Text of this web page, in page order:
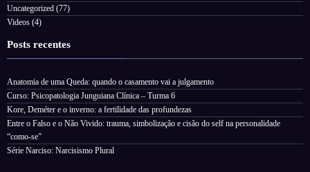
Uncategorized (77)
Videos (4)
Posts recentes
Anatomia de uma Queda: quando o casamento vai a julgamento
Curso: Psicopatologia Junguiana Clínica – Turma 6
Kore, Deméter e o inverno: a fertilidade das profundezas
Entre o Falso e o Não Vivido: trauma, simbolização e cisão do self na personalidade
“como-se”
Série Narciso: Narcisismo Plural